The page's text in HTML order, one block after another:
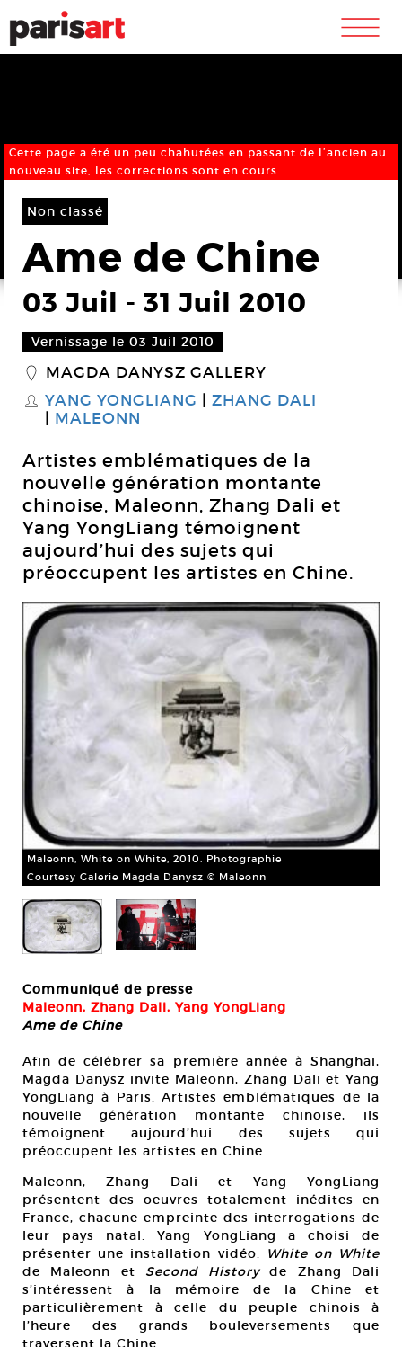
m
Cette page a été un peu chahutées en passant de l’ancien au
nouveau site, les corrections sont en cours.
Non classé
Ame de Chine
03 Juil - 31 Juil 2010
Vernissage le 03 Juil 2010
_ MAGDA DANYSZ GALLERY
S YANG YONGLIANG
ZHANG DALI
MALEONN
Artistes emblématiques de la
nouvelle génération montante
chinoise, Maleonn, Zhang Dali et
Yang YongLiang témoignent
aujourd’hui des sujets qui
préoccupent les artistes en Chine.
Maleonn, White on White, 2010. Photographie
Courtesy Galerie Magda Danysz © Maleonn
Communiqué de presse
Maleonn, Zhang Dali, Yang YongLiang
Ame de Chine
Afin de célébrer sa première année à Shanghaï,
Magda Danysz invite Maleonn, Zhang Dali et Yang
YongLiang à Paris. Artistes emblématiques de la
nouvelle génération montante chinoise, ils
témoignent aujourd’hui des sujets qui
préoccupent les artistes en Chine.
Maleonn, Zhang Dali et Yang YongLiang
présentent des oeuvres totalement inédites en
France, chacune empreinte des interrogations de
leur pays natal. Yang YongLiang a choisi de
présenter une installation vidéo. White on White
de Maleonn et Second Historyde Zhang Dali
s’intéressent à la mémoire de la Chine et
particulièrement à celle du peuple chinois à
l’heure des grands bouleversements que